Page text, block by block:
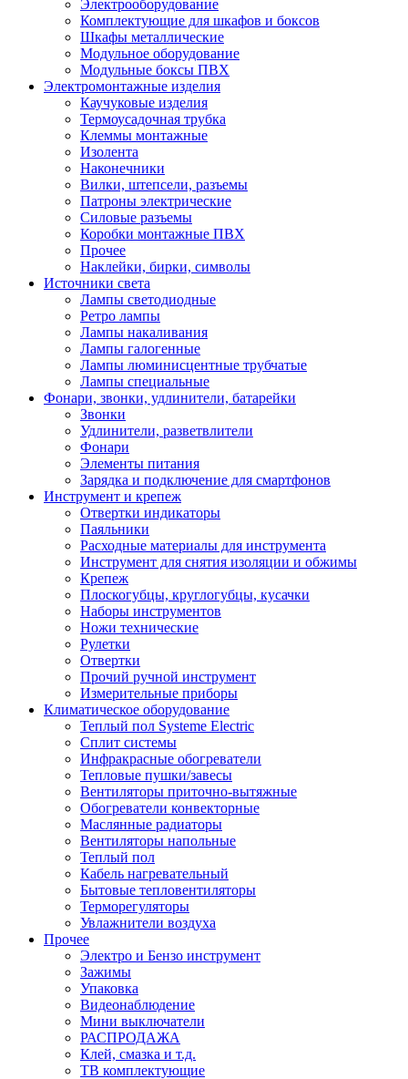
Электрооборудование
Комплектующие для шкафов и боксов
Шкафы металлические
Модульное оборудование
Модульные боксы ПВХ
Электромонтажные изделия
Каучуковые изделия
Термоусадочная трубка
Клеммы монтажные
Изолента
Наконечники
Вилки, штепсели, разъемы
Патроны электрические
Силовые разъемы
Коробки монтажные ПВХ
Прочее
Наклейки, бирки, символы
Источники света
Лампы светодиодные
Ретро лампы
Лампы накаливания
Лампы галогенные
Лампы люминисцентные трубчатые
Лампы специальные
Фонари, звонки, удлинители, батарейки
Звонки
Удлинители, разветвлители
Фонари
Элементы питания
Зарядка и подключение для смартфонов
Инструмент и крепеж
Отвертки индикаторы
Паяльники
Расходные материалы для инструмента
Инструмент для снятия изоляции и обжимы
Крепеж
Плоскогубцы, круглогубцы, кусачки
Наборы инструментов
Ножи технические
Рулетки
Отвертки
Прочий ручной инструмент
Измерительные приборы
Климатическое оборудование
Теплый пол Systeme Electric
Сплит системы
Инфракрасные обогреватели
Тепловые пушки/завесы
Вентиляторы приточно-вытяжные
Обогреватели конвекторные
Маслянные радиаторы
Вентиляторы напольные
Теплый пол
Кабель нагревательный
Бытовые тепловентиляторы
Терморегуляторы
Увлажнители воздуха
Прочее
Электро и Бензо инструмент
Зажимы
Упаковка
Видеонаблюдение
Мини выключатели
РАСПРОДАЖА
Клей, смазка и т.д.
ТВ комплектующие